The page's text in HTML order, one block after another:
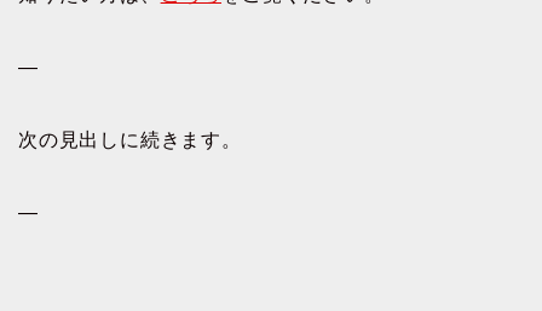
—
次の見出しに続きます。
—